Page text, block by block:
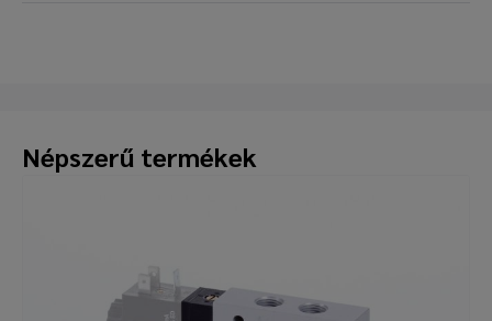
Népszerű termékek